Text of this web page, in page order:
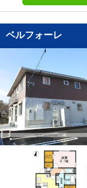
ベルフォーレ